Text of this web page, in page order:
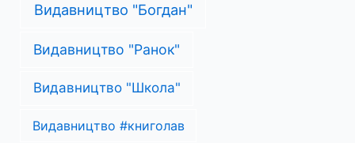
Видавництво "Богдан"
Видавництво "Ранок"
Видавництво "Школа"
Видавництво #книголав